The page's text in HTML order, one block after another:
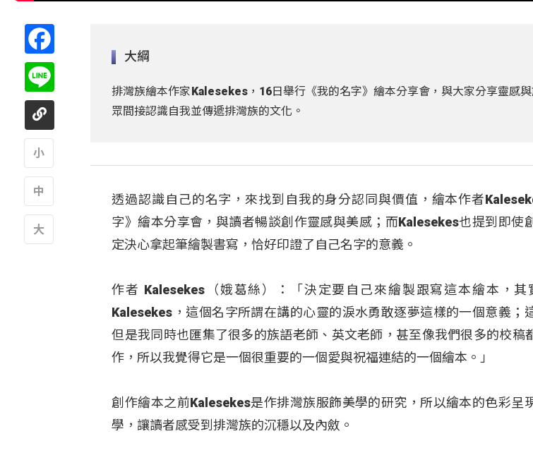
大綱
排灣族繪本作家Kalesekes，16日舉行《我的名字》繪本分享會，與大家分享靈感
眾間接認識自我並傳遞排灣族的文化。
透過認識自己的名字，來找到自我的身分認同與價值，繪本作者
字》繪本分享會，與讀者暢談創作靈感與美感；而Kalesekes也提到即使
定決心拿起筆繪製書寫，恰好印證了自己名字的意義。
作者 Kalesekes（娥葛絲）：「決定要自己來繪製跟寫這本繪本，
Kalesekes，這個名字所謂在講的心靈的淚水勇敢逐夢這樣的一個意義；
但是我同時也匯集了很多的族語老師、英文老師，甚至像我們很多的校稿
作，所以我覺得它是一個很重要的一個愛與祝福連結的一個繪本。」
創作繪本之前Kalesekes是作排灣族服飾美學的研究，所以繪本的色彩呈
學，讓讀者感受到排灣族的沉穩以及內斂。